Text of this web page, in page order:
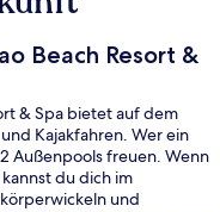
Beach Resort &
& Spa bietet auf dem
Kajakfahren. Wer ein
Außenpools freuen. Wenn
du dich im
und